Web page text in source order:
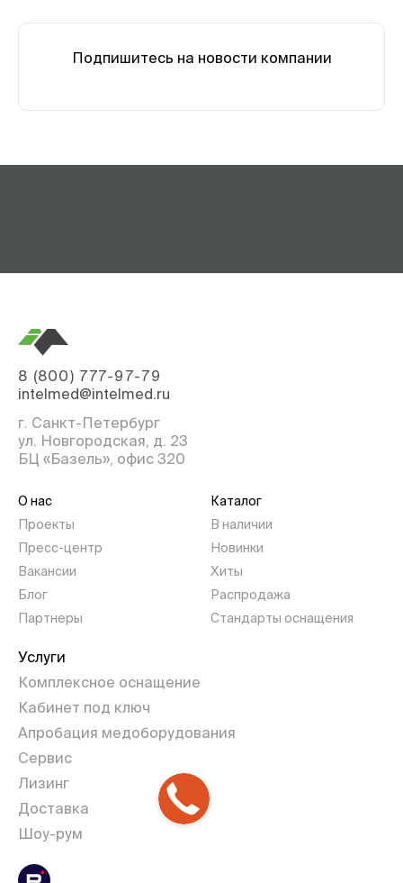
Подпишитесь на новости компании
8 (800) 777-97-79
intelmed@intelmed.ru
г. Санкт-Петербург
ул. Новгородская, д. 23
БЦ «Базель», офис 320
О нас
Проекты
Пресс-центр
Вакансии
Блог
Партнеры
Каталог
В наличии
Новинки
Хиты
Распродажа
Стандарты оснащения
Услуги
Комплексное оснащение
Кабинет под ключ
Апробация медоборудования
Сервис
Лизинг
Доставка
Шоу-рум